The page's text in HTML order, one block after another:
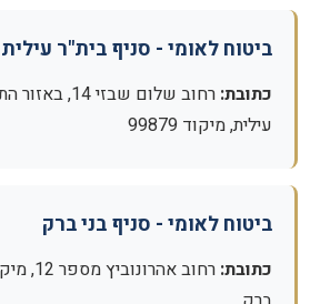
ביטוח לאומי - סניף בית"ר עילית
כתובת:
רחוב שלום
עילית, מיקוד 99879
ביטוח לאומי - סניף בני ברק
כתובת: